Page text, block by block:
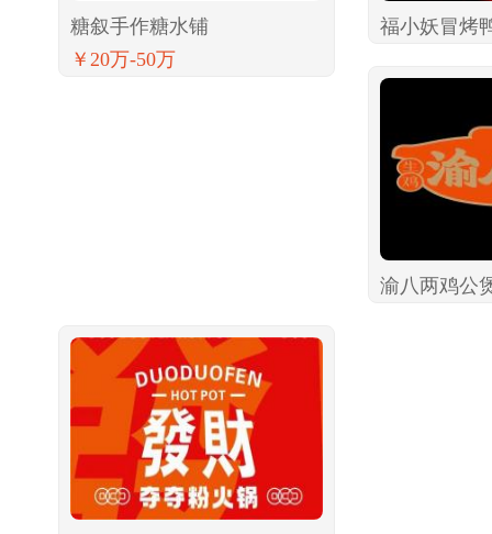
糖叙手作糖水铺
￥20万-50万
福小妖冒烤
渝八两鸡公